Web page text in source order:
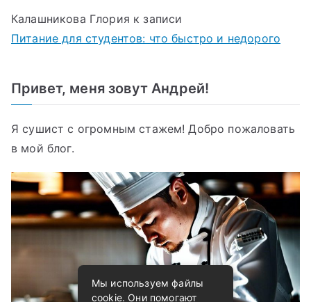
Калашникова Глория к записи
Питание для студентов: что быстро и недорого
Привет, меня зовут Андрей!
Я сушист с огромным стажем! Добро пожаловать
в мой блог.
Мы используем файлы
cookie. Они помогают